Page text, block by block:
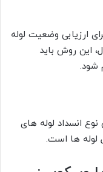
ارزیابی وضعیت لوله
این روش باید
شود.
انسداد لوله های
لوله ها است.